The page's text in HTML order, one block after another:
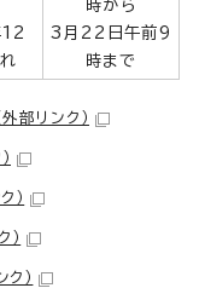
12
時から
3月22日午前9
時まで
外部リンク）
）
）
ク）